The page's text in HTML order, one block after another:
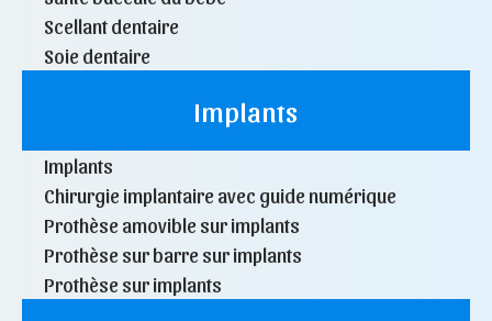
Scellant dentaire
Soie dentaire
Implants
Implants
Chirurgie implantaire avec guide numérique
Prothèse amovible sur implants
Prothèse sur barre sur implants
Prothèse sur implants